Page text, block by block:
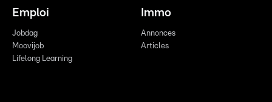
Emploi
Jobdag
Moovijob
Lifelong Learning
Immo
Annonces
Articles